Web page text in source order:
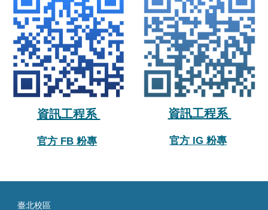
資訊工程系
官方 FB 粉專
資訊工程系
官方 IG 粉專
臺北校區